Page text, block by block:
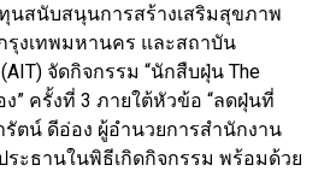
นสนับสนุนการสร้างเสริมสุขภาพ
รุงเทพมหานคร และสถาบัน
จัดกิจกรรม “นักสืบฝุ่น The
” ครั้งที่ 3 ภายใต้หัวข้อ “ลดฝุ่นที่
รัตน์ ดีอ่อง ผู้อำนวยการสํานักงาน
ระธานในพิธีเกิดกิจกรรม พร้อมด้วย